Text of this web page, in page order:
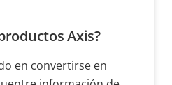
Axis?
en convertirse en